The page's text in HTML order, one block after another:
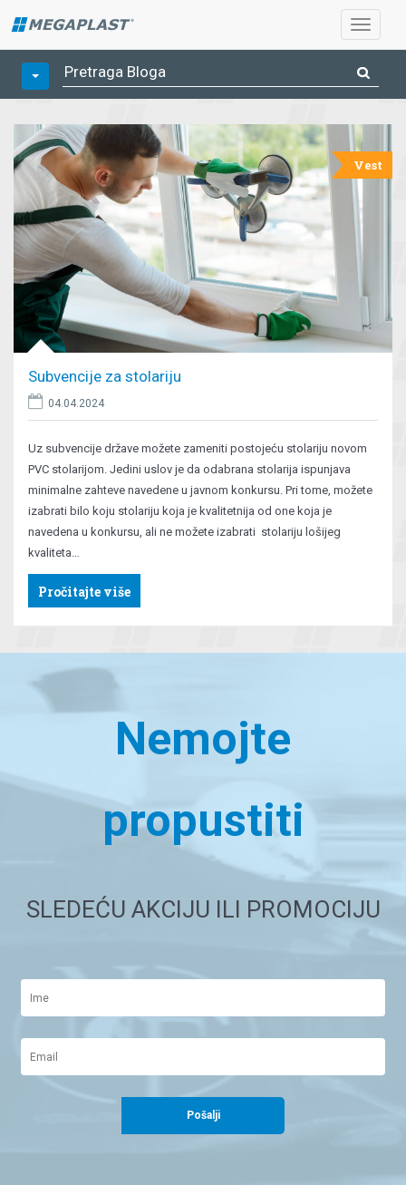
Vest
Subvencije za stolariju
04.04.2024
Uz subvencije države možete zameniti postojeću stolariju novom
PVC stolarijom. Jedini uslov je da odabrana stolarija ispunjava
minimalne zahteve navedene u javnom konkursu. Pri tome, možete
izabrati bilo koju stolariju koja je kvalitetnija od one koja je
navedena u konkursu, ali ne možete izabrati stolariju lošijeg
kvaliteta…
Pročitajte više
Nemojte
propustiti
SLEDEĆU AKCIJU ILI PROMOCIJU
Pošalji